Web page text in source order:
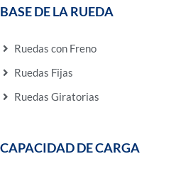
BASE DE LA RUEDA
Ruedas con Freno
Ruedas Fijas
Ruedas Giratorias
CAPACIDAD DE CARGA